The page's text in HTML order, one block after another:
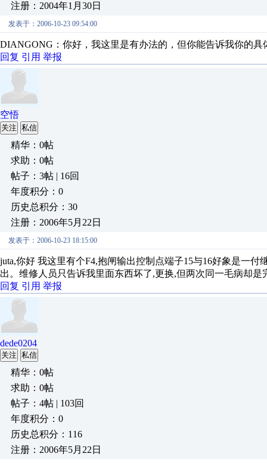
注册：2004年1月30日
发表于：2006-10-23 09:54:00
DIANGONG：你好，我这里是有办法的，但你能告诉我你的具
回复 引用 举报
空悟
关注 私信
精华：0帖
求助：0帖
帖子：3帖 | 16回
年度积分：0
历史总积分：30
注册：2006年5月22日
发表于：2006-10-23 18:15:00
juta,你好 我这里有个F4,抱闸输出控制点端子15与16好象是一
出。维修人员只告诉我里面东西坏了,更换,但两次同一毛病却
回复 引用 举报
dede0204
关注 私信
精华：0帖
求助：0帖
帖子：4帖 | 103回
年度积分：0
历史总积分：116
注册：2006年5月22日